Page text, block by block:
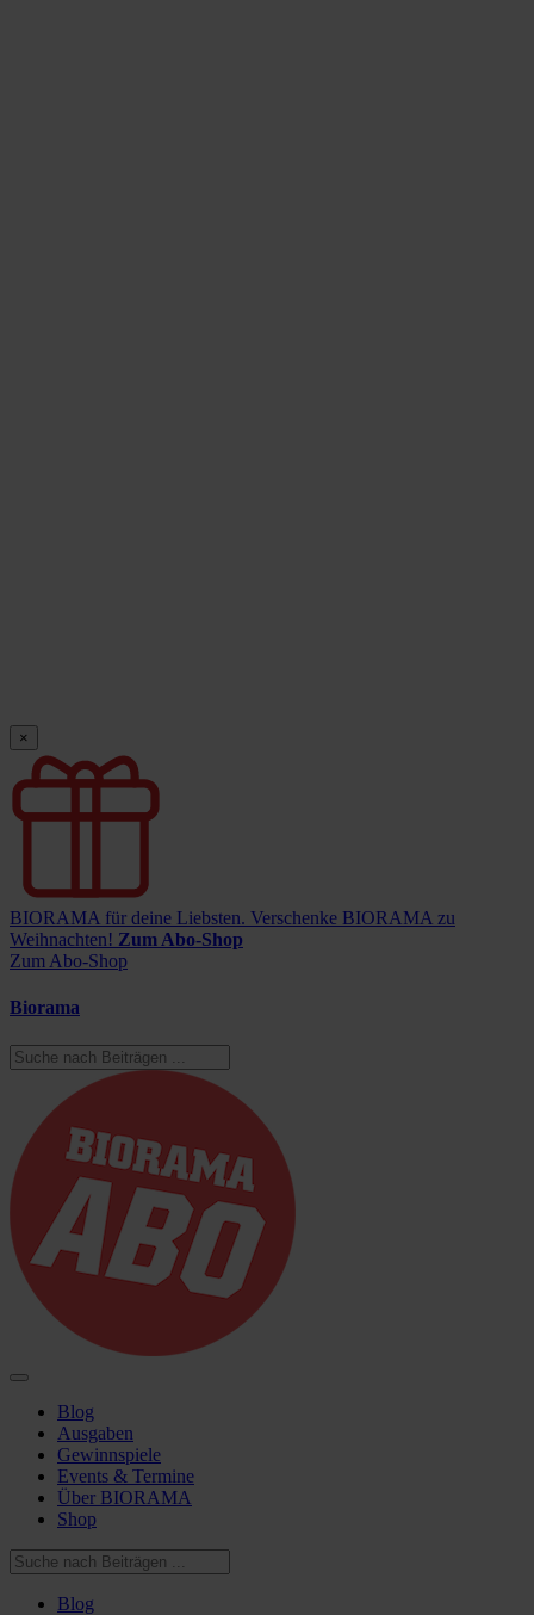
×
BIORAMA für deine Liebsten. Verschenke BIORAMA zu
Weihnachten! Zum Abo-Shop
Zum Abo-Shop
Biorama
Blog
Ausgaben
Gewinnspiele
Events & Termine
Über BIORAMA
Shop
Blog